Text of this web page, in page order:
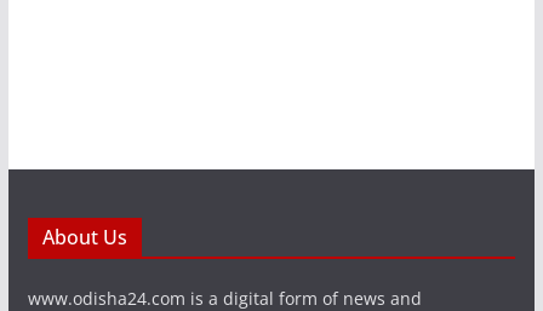
About Us
www.odisha24.com is a digital form of news and